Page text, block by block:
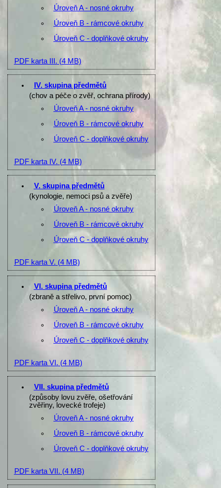
Úroveň A - nosné okruhy
Úroveň B - rámcové okruhy
Úroveň C - doplňkové okruhy
PDF karta III. (4 MB)
IV. skupina předmětů
(chov a péče o zvěř, ochrana přírody)
Úroveň A - nosné okruhy
Úroveň B - rámcové okruhy
Úroveň C - doplňkové okruhy
PDF karta IV. (4 MB)
V. skupina předmětů
(kynologie, nemoci psů a zvěře)
Úroveň A - nosné okruhy
Úroveň B - rámcové okruhy
Úroveň C - doplňkové okruhy
PDF karta V. (4 MB)
VI. skupina předmětů
(zbraně a střelivo, první pomoc)
Úroveň A - nosné okruhy
Úroveň B - rámcové okruhy
Úroveň C - doplňkové okruhy
PDF karta VI. (4 MB)
VII. skupina předmětů
(způsoby lovu zvěře, ošetřování
zvěřiny, lovecké trofeje)
Úroveň A - nosné okruhy
Úroveň B - rámcové okruhy
Úroveň C - doplňkové okruhy
PDF karta VII. (4 MB)